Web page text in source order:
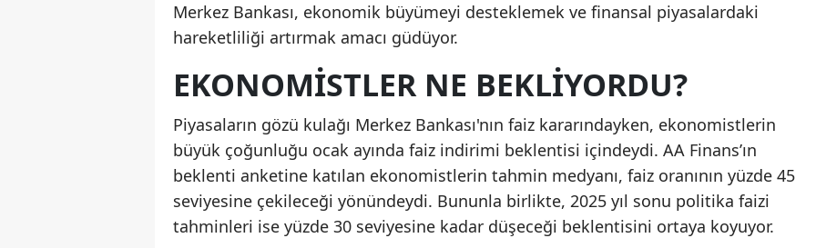
Merkez Bankası, ekonomik büyümeyi desteklemek ve finansal piyasalardaki
hareketliliği artırmak amacı güdüyor.
EKONOMISTLER NE BEKLIYORDU?
Piyasaların gözü kulağı Merkez Bankası'nın faiz kararındayken, ekonomistlerin
büyük çoğunluğu ocak ayında faiz indirimi beklentisi içindeydi. AA Finans’ın
beklenti anketine katılan ekonomistlerin tahmin medyanı, faiz oranının yüzde 45
seviyesine çekileceği yönündeydi. Bununla birlikte, 2025 yıl sonu politika faizi
tahminleri ise yüzde 30 seviyesine kadar düşeceği beklentisini ortaya koyuyor.